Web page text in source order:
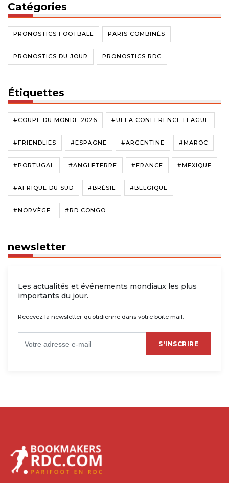
Catégories
PRONOSTICS FOOTBALL PARIS COMBINÉS
PRONOSTICS DU JOUR PRONOSTICS RDC
Étiquettes
#COUPE DU MONDE 2026 #UEFA CONFERENCE LEAGUE
#FRIENDLIES #ESPAGNE #ARGENTINE #MAROC
#PORTUGAL #ANGLETERRE #FRANCE #MEXIQUE
#AFRIQUE DU SUD #BRÉSIL #BELGIQUE
#NORVÈGE #RD CONGO
newsletter
Les actualités et événements mondiaux les plus
importants du jour.
Recevez la newsletter quotidienne dans votre boîte mail.
S'INSCRIRE